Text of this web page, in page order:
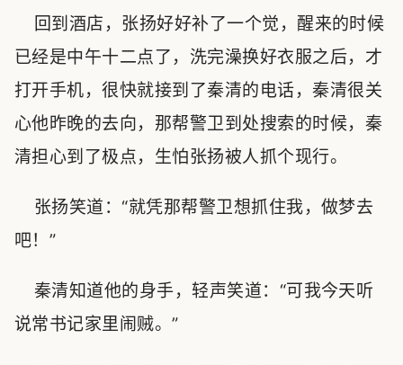
回到酒店，张扬好好补了一个觉，醒来的时候
已经是中午十二点了，洗完澡换好衣服之后，才
打开手机，很快就接到了秦清的电话，秦清很关
心他昨晚的去向，那帮警卫到处搜索的时候，秦
清担心到了极点，生怕张扬被人抓个现行。
张扬笑道：“就凭那帮警卫想抓住我，做梦去
吧！”
秦清知道他的身手，轻声笑道：“可我今天听
说常书记家里闹贼。”